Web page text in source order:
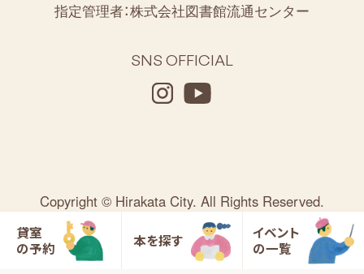
貸室
の予約
本を探す
イベント
の一覧
指定管理者：株式会社図書館流通センター
SNS OFFICIAL
Copyright © Hirakata City. All Rights Reserved.